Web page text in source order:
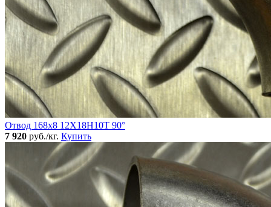
Отвод 168х8 12Х18Н10Т 90°
7 920 руб./кг. Купить